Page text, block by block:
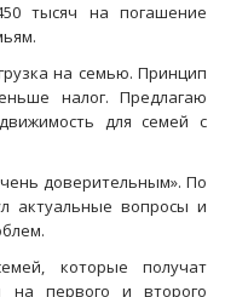
тысяч на погашение
на семью. Принцип
налог. Предлагаю
для семей с
доверительным». По
актуальные вопросы и
которые получат
на первого и второго